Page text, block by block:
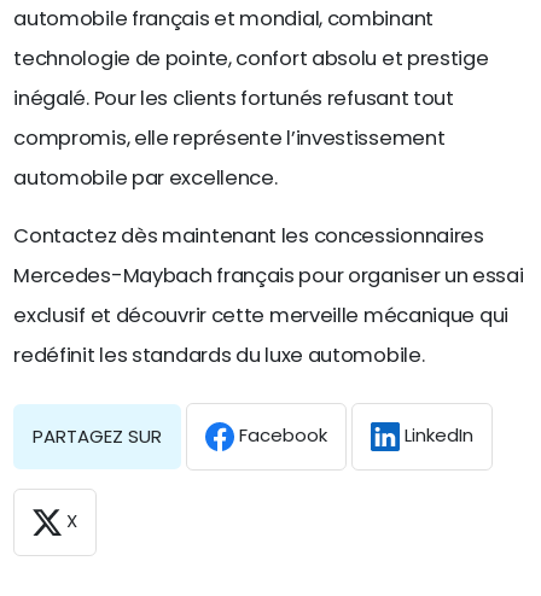
automobile français et mondial, combinant
technologie de pointe, confort absolu et prestige
inégalé. Pour les clients fortunés refusant tout
compromis, elle représente l’investissement
automobile par excellence.
Contactez dès maintenant les concessionnaires
Mercedes-Maybach français pour organiser un essai
exclusif et découvrir cette merveille mécanique qui
redéfinit les standards du luxe automobile.
PARTAGEZ SUR Facebook LinkedIn
X